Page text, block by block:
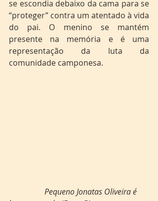
se escondia debaixo da cama para se
“proteger” contra um atentado à vida
do pai. O menino se mantém
presente na memória e é uma
representação da luta da
comunidade camponesa.
Pequeno Jonatas Oliveira é